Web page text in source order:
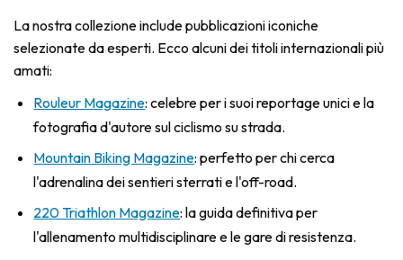
La nostra collezione include pubblicazioni iconiche
selezionate da esperti. Ecco alcuni dei titoli internazionali più
amati:
Rouleur Magazine: celebre per i suoi reportage unici e la
fotografia d'autore sul ciclismo su strada.
Mountain Biking Magazine: perfetto per chi cerca
l'adrenalina dei sentieri sterrati e l'off-road.
220 Triathlon Magazine: la guida definitiva per
l'allenamento multidisciplinare e le gare di resistenza.